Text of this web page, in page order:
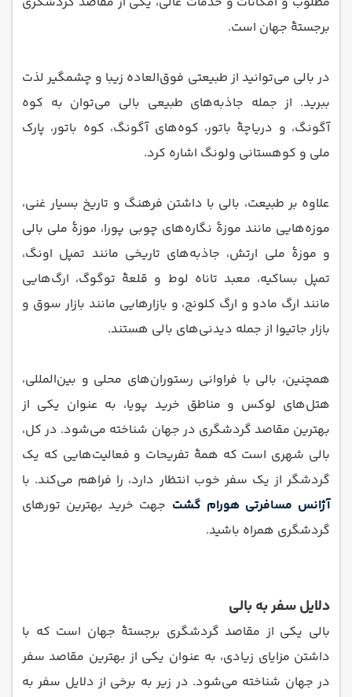
برجستهٔ جهان است.
در بالی می‌توانید از طبیعتی فوق‌العاده زیبا و چشمگیر لذت
ببرید. از جمله جاذبه‌های طبیعی بالی می‌توان به کوه
آگونگ، و دریاچهٔ باتور، کوه‌های آگونگ، کوه باتور، پارک
ملی و کوهستانی ولونگ اشاره کرد.
علاوه بر طبیعت، بالی با داشتن فرهنگ و تاریخ بسیار غنی،
موزه‌هایی مانند موزهٔ نگاره‌های چوبی پورا، موزهٔ ملی بالی
و موزهٔ ملی ارتش، جاذبه‌های تاریخی مانند تمپل اونگ،
تمپل بساکیه، معبد تاناه لوط و قلعهٔ توگوگ، ارگ‌هایی
مانند ارگ مادو و ارگ کلونج، و بازارهایی مانند بازار سوق و
بازار جاتیوا از جمله دیدنی‌های بالی هستند.
همچنین، بالی با فراوانی رستوران‌های محلی و بین‌المللی،
هتل‌های لوکس و مناطق خرید پویا، به عنوان یکی از
بهترین مقاصد گردشگری در جهان شناخته می‌شود. در کل،
بالی شهری است که همهٔ تفریحات و فعالیت‌هایی که یک
گردشگر از یک سفر خوب انتظار دارد، را فراهم می‌کند. با
آژانس مسافرتی هورام گشت جهت خرید بهترین تورهای
گردشگری همراه باشید.
دلایل سفر به بالی
بالی یکی از مقاصد گردشگری برجستهٔ جهان است که با
داشتن مزایای زیادی، به عنوان یکی از بهترین مقاصد سفر
در جهان شناخته می‌شود. در زیر به برخی از دلایل سفر به